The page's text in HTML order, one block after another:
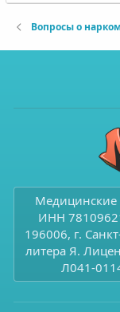
Вопросы о
ИНН
196006, г.
литера Я.
Л041-